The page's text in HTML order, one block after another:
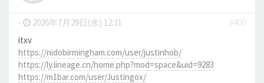
- 2026年7月29日(水) 12:31
#400
itxv
https://nidobirmingham.com/user/justinhob/
https://ly.lineage.cn/home.php?mod=space&uid=9283
https://m1bar.com/user/Justingox/